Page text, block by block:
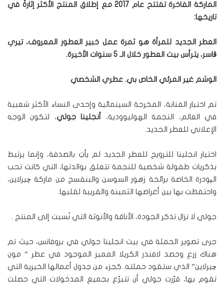
الماركة الفاخرة تفتتح عام 2017 مع إطلاق المنتج الأكثر إثارةً في
تاريخها:
العطر الجديد للمرأة هو ثمرة عمل خبير العطور المعروف، تيري
ڤاسر، يترأس بيت العطور خلال الـ 5 سنوات الأخيرة.
الوشم غير المرئي الخاص بي. عطري الشخصي
تم اختيار الفنانة، المخرجة السينمائية وإحدى النساء الأكثر شعبية
في العالم، النجمة الهوليوودية،
أنجلينا جولي، لتكون الوجه
الإعلاني للعطر الجديد.
اختيار انجلينا للترويج للعطر الجديد لم يأتِ بالصدفة، وإنما يرتبط
بذكريات طفولة شخصية للنجمة تتعلق بوالدتها، التي كانت تحب
الپودرة الخاصة برائحة زهور السوسن والبنفسج من ماركة چيرلاين،
واحتفظت بها بين أغراضها الثمينة والقريبة لقلبها.
جولي لا تزال تذكر الجودة، الأناقة والأنوثة التي نُسبت إلى المنتج .
جرى تصوير الحملة في بيت انجلينا جولي في بروفانس، حيث تم
هناك زرع وحصد لافندر الكريلا المميز الموجود في عطر ” مون
چيرلاين” الذي ستقود حملته. كجزء من جدول أعمالها الخيرية التي
تقوم بها، قرّرت جولي أن تتبرّع بجميع المدخولات التي حصلت